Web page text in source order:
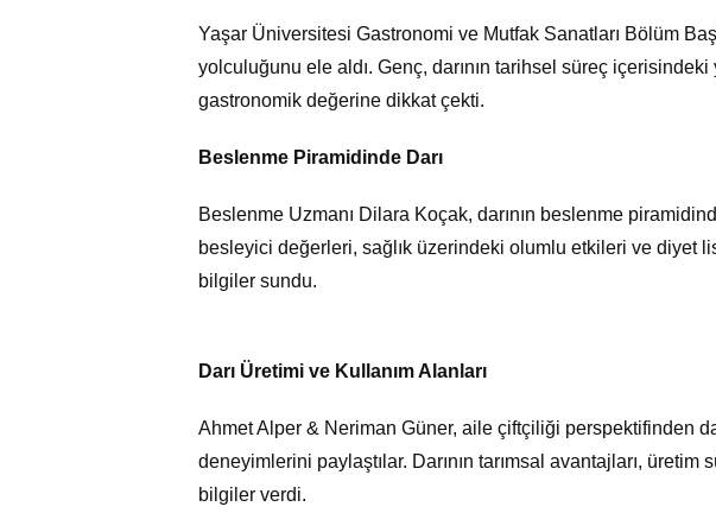
Yaşar Üniversitesi Gastronomi ve Mutfak Sanatları Bölüm
yolculuğunu ele aldı. Genç, darının tarihsel süreç
gastronomik değerine dikkat çekti.
Beslenme Piramidinde Darı
Beslenme Uzmanı Dilara Koçak, darının beslenme
besleyici değerleri, sağlık üzerindeki olumlu etkileri ve diyet
bilgiler sundu.
Darı Üretimi ve Kullanım Alanları
Ahmet Alper & Neriman Güner, aile çiftçiliği perspektifinden
deneyimlerini paylaştılar. Darının tarımsal avantajları,
bilgiler verdi.